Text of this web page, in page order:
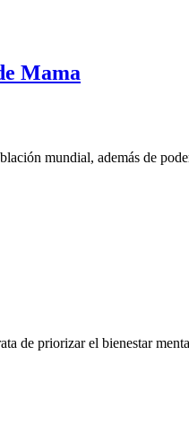
Mama
mundial, además de
de priorizar el bienestar